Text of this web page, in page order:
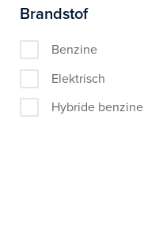
Brandstof
Benzine
Elektrisch
Hybride benzine